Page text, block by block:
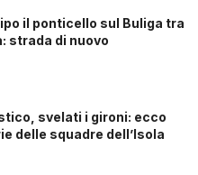
il ponticello sul Buliga tra
strada di nuovo
svelati i gironi: ecco
delle squadre dell’Isola